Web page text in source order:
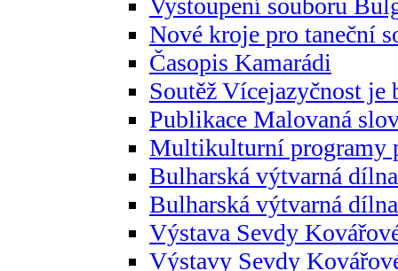
Vystoupení souboru
Nové kroje pro taneční
Časopis Kamarádi
Soutěž Vícejazyčnost je
Publikace Malovaná
Multikulturní programy
Bulharská výtvarná
Bulharská výtvarná
Výstava Sevdy
Výstavy Sevdy